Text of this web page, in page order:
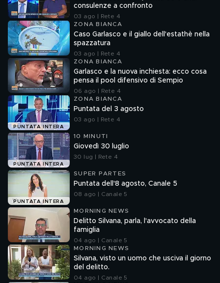
consulenze a confronto
03 ago | Rete 4
ZONA BIANCA
Caso Garlasco e il giallo dell'estathè nella
spazzatura
03 ago | Rete 4
ZONA BIANCA
Garlasco e la nuova inchiesta: ecco cosa
pensa il pool difensivo di Sempio
06 ago | Rete 4
PUNTATA INTERA
ZONA BIANCA
Puntata del 3 agosto
03 ago | Rete 4
PUNTATA INTERA
10 MINUTI
Giovedì 30 luglio
30 lug | Rete 4
PUNTATA INTERA
SUPER PARTES
Puntata dell'8 agosto, Canale 5
08 ago | Canale 5
MORNING NEWS
Delitto Silvana, parla, l'avvocato della
famiglia
04 ago | Canale 5
MORNING NEWS
Silvana, visto un uomo che usciva il giorno
del delitto.
04 ago | Canale 5